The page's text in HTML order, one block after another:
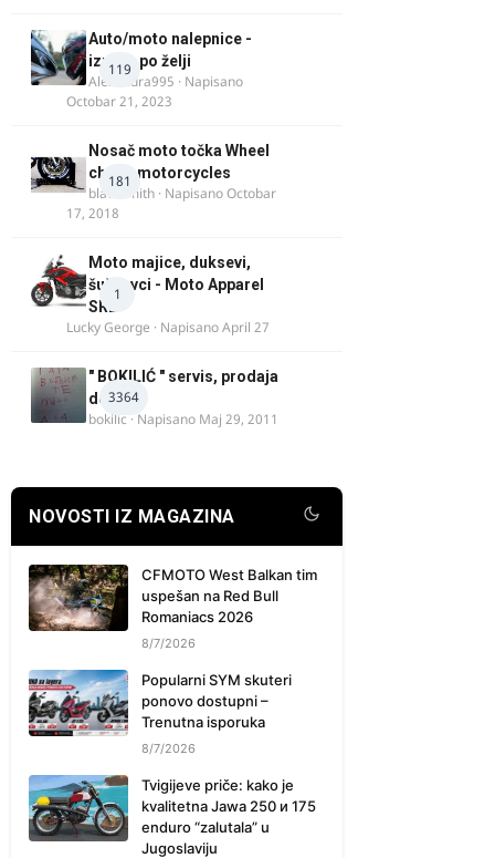
119
Auto/moto nalepnice -
izrada po želji
Alexandra995 · Napisano
Octobar 21, 2023
181
Nosač moto točka Wheel
chock motorcycles
blacksmith · NapisanoOctobar
17, 2018
1
Moto majice, duksevi,
šuškavci - Moto Apparel
SRB
Lucky George · NapisanoApril 27
3364
" BOKILIĆ " servis, prodaja
delova
bokilic · Napisano Maj 29, 2011
NOVOSTI IZ MAGAZINA
CFMOTO West Balkan tim
uspešan na Red Bull
Romaniacs 2026
8/7/2026
Popularni SYM skuteri
ponovo dostupni –
Trenutna isporuka
8/7/2026
Tvigijeve priče: kako je
kvalitetna Jawa 250 и 175
enduro “zalutala” u
Jugoslaviju